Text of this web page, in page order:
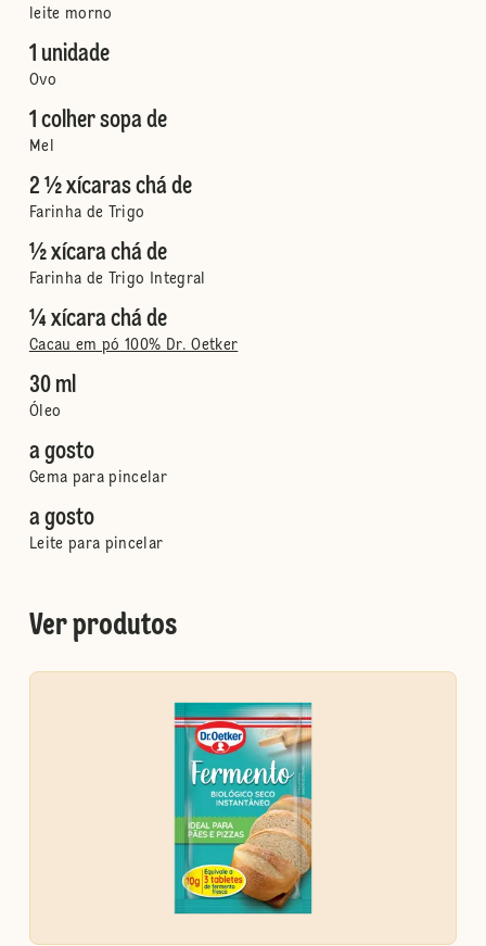
leite morno
1 unidade
Ovo
1 colher sopa de
Mel
2 ½ xícaras chá de
Farinha de Trigo
½ xícara chá de
Farinha de Trigo Integral
¼ xícara chá de
Cacau em pó 100% Dr. Oetker
30 ml
Óleo
a gosto
Gema para pincelar
a gosto
Leite para pincelar
Ver produtos